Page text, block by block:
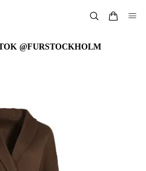
@FURSTOCKHOLM